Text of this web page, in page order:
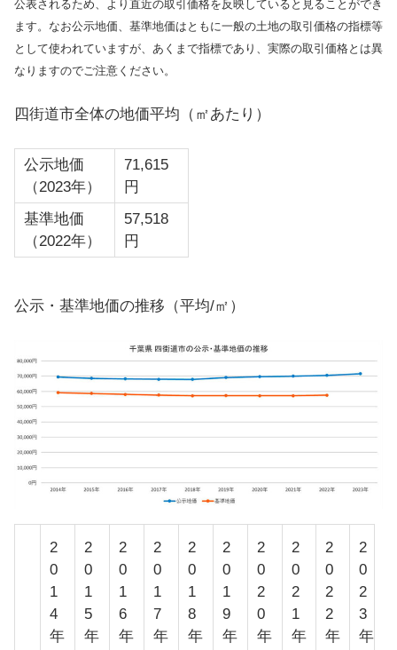
公表されるため、より直近の取引価格を反映していると見ることができ
ます。なお公示地価、基準地価はともに一般の土地の取引価格の指標等
として使われていますが、あくまで指標であり、実際の取引価格とは異
なりますのでご注意ください。
四街道市全体の地価平均（㎡あたり）
公示地価
（2023年）
71,615
円
基準地価
（2022年）
57,518
円
公示・基準地価の推移（平均/㎡）
2
0
1
4
年
2
0
1
5
年
2
0
1
6
年
2
0
1
7
年
2
0
1
8
年
2
0
1
9
年
2
0
2
0
年
2
0
2
1
年
2
0
2
2
年
2
0
2
3
年